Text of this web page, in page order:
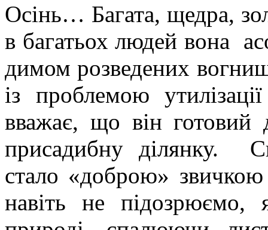
Осінь… Багата, щедра,
в багатьох людей вона
димом розведених
із проблемою
вважає, що він
присадибну ділянку.
стало «доброю»
навіть не